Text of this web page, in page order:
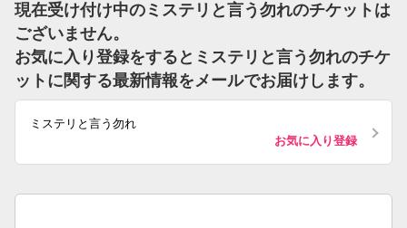
現在受け付け中のミステリと言う勿れのチケットは
ございません。
お気に入り登録をするとミステリと言う勿れのチケ
ットに関する最新情報をメールでお届けします。
ミステリと言う勿れ
お気に入り登録